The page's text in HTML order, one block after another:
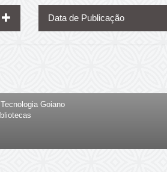
Data de Publicação
Goiano